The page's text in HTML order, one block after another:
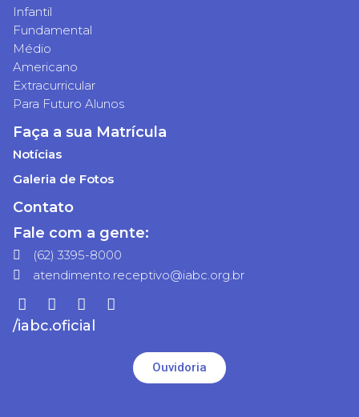
Infantil
Fundamental
Médio
Americano
Extracurricular
Para Futuro Alunos
Faça a sua Matrícula
Notícias
Galeria de Fotos
Contato
Fale com a gente:
(62) 3395-8000
atendimento.receptivo@iabc.org.br
/iabc.oficial
Ouvidoria